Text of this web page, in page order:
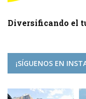
Diversificando el
¡SÍGUENOS EN